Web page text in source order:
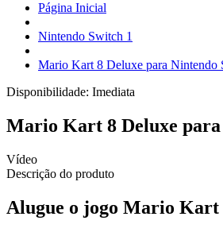
Página Inicial
Nintendo Switch 1
Mario Kart 8 Deluxe para
Disponibilidade: Imediata
Mario Kart 8 Deluxe
Vídeo
Descrição do produto
Alugue o jogo Mario Kart